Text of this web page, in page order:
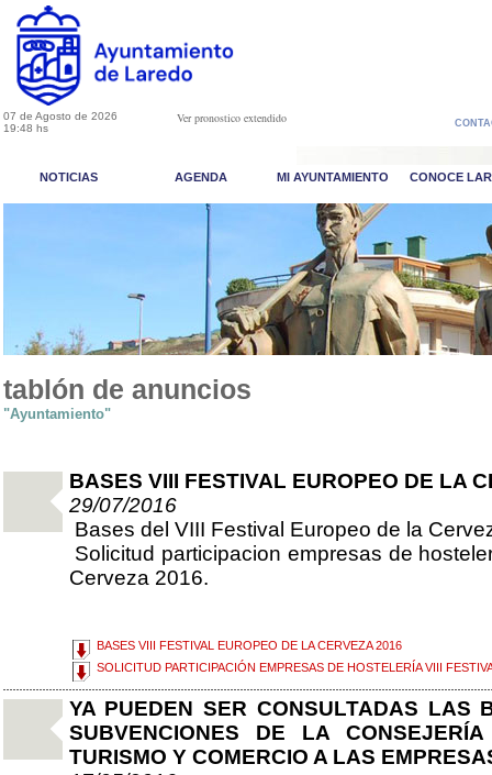
07 de Agosto de 2026
19:48 hs
Ver pronostico extendido
NOTICIAS AGENDA MI AYUNTAMIENTO CONOCE
tablón de anuncios
"Ayuntamiento"
BASES VIII FESTIVAL EUROPEO DE LA
29/07/2016
Bases del VIII Festival Europeo de la
Solicitud participacion empresas de
Cerveza 2016.
BASES VIII FESTIVAL EUROPEO DE LA CERVEZA 2016
SOLICITUD PARTICIPACIÓN EMPRESAS DE HOSTELERÍA VIII
YA PUEDEN SER CONSULTADAS LAS
SUBVENCIONES DE LA
TURISMO Y COMERCIO A LAS